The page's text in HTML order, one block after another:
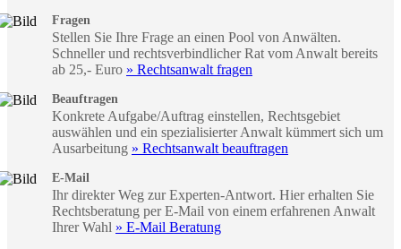
Fragen
Stellen Sie Ihre Frage an einen Pool von Anwälten.
Schneller und rechtsverbindlicher Rat vom Anwalt bereits
ab 25,- Euro » Rechtsanwalt fragen
Beauftragen
Konkrete Aufgabe/Auftrag einstellen, Rechtsgebiet
auswählen und ein spezialisierter Anwalt kümmert sich um
Ausarbeitung » Rechtsanwalt beauftragen
E-Mail
Ihr direkter Weg zur Experten-Antwort. Hier erhalten Sie
Rechtsberatung per E-Mail von einem erfahrenen Anwalt
Ihrer Wahl » E-Mail Beratung